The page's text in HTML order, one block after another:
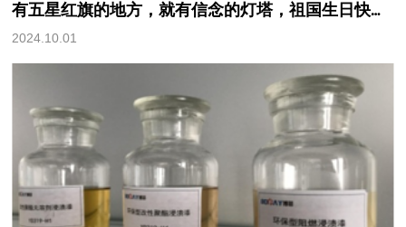
有五星红旗的地方，就有信念的灯塔，祖国生日快乐！
2024.10.01